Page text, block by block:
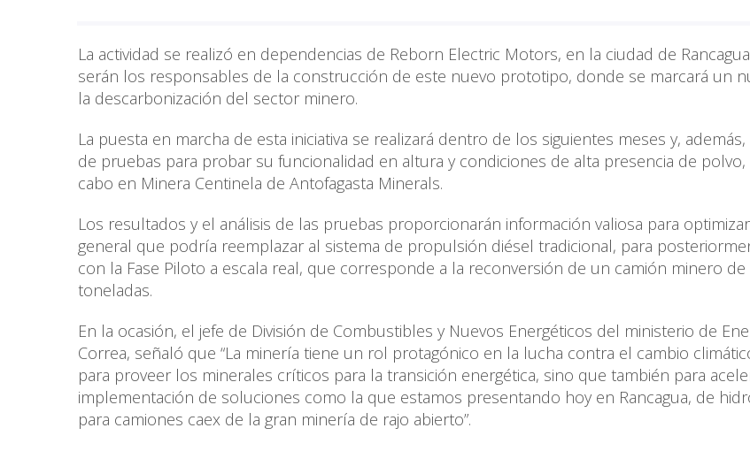
La actividad se realizó en dependencias de Reborn Electric Motors, en la ciudad de
serán los responsables de la construcción de este nuevo prototipo, donde se marcará un
la descarbonización del sector minero.
La puesta en marcha de esta iniciativa se realizará dentro de los siguientes meses y,
de pruebas para probar su funcionalidad en altura y condiciones de alta presencia de polvo,
cabo en Minera Centinela de Antofagasta Minerals.
Los resultados y el análisis de las pruebas proporcionarán información valiosa para
general que podría reemplazar al sistema de propulsión diésel tradicional, para
con la Fase Piloto a escala real, que corresponde a la reconversión de un camión minero de
toneladas.
En la ocasión, el jefe de División de Combustibles y Nuevos Energéticos del ministerio de
Correa, señaló que “La minería tiene un rol protagónico en la lucha contra el cambio
para proveer los minerales críticos para la transición energética, sino que también para
implementación de soluciones como la que estamos presentando hoy en Rancagua, de
para camiones caex de la gran minería de rajo abierto”.